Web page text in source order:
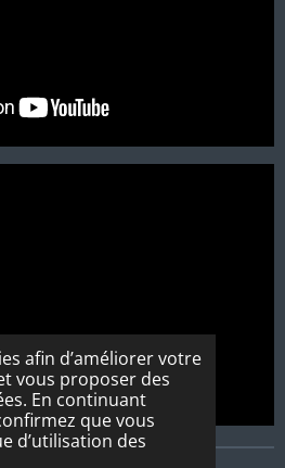
afin d’améliorer votre
vous proposer des
En continuant
que vous
d’utilisation des